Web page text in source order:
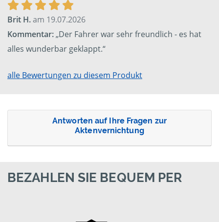
Brit H.am 19.07.2026
Kommentar:„Der Fahrer war sehr freundlich - es hat
alles wunderbar geklappt.“
alle Bewertungen zu diesem Produkt
Antworten auf Ihre Fragen zur
Aktenvernichtung
BEZAHLEN SIE BEQUEM PER